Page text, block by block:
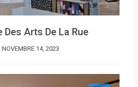
Des Arts De La Rue
NOVEMBRE 14, 2023